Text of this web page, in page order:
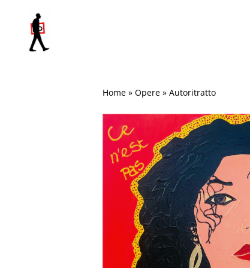
contenuto
Home »Opere »Autoritratto